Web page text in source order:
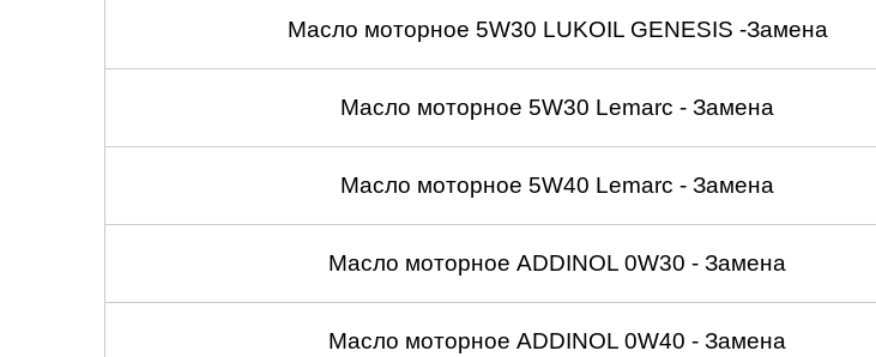
Масло моторное 5W30 LUKOIL GENESIS -Замена
Масло моторное 5W30 Lemarc - Замена
Масло моторное 5W40 Lemarc - Замена
Масло моторное ADDINOL 0W30 - Замена
Масло моторное ADDINOL 0W40 - Замена